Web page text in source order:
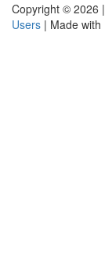
Copyright © 2026 |
Users | Made with